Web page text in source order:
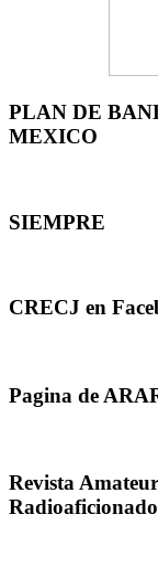
PLAN DE
MEXICO
SIEMPRE
CRECJ en
Pagina de
Revista